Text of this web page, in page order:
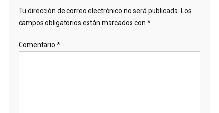
Tu dirección de correo electrónico no será publicada. Los
campos obligatorios están marcados con *
Comentario *